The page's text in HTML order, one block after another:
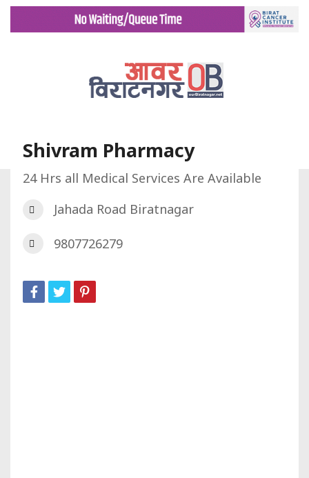
डिरेक्टरी Shivram Pharmacy
Shivram Pharmacy
24 Hrs all Medical Services Are Available
Jahada Road Biratnagar
9807726279